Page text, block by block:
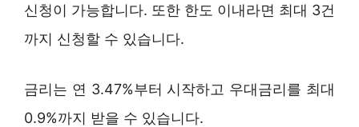
신청이 가능합니다. 또한 한도 이내라면 최대 3건
까지 신청할 수 있습니다.
금리는 연 3.47%부터 시작하고 우대금리를 최대
0.9%까지 받을 수 있습니다.